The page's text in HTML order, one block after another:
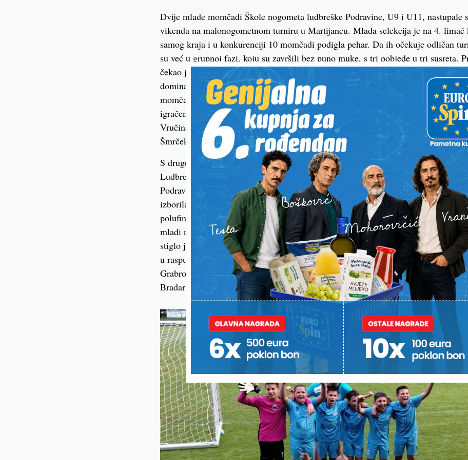
Dvije mlade momčadi Škole nogometa ludbreške Podravine, U9 i U11, nastupale
vikenda na malonogometnom turniru u Martijancu. Mlađa selekcija je na 4. limač
samog kraja i u konkurenciji 10 momčadi podigla pehar. Da ih očekuje odličan
su već u grupnoj fazi, koju su završili bez puno muke, s tri pobjede u tri susreta.
čekao je u polufinalu, gdje su mladi Ludbrežani nadigrali domaću selekciju 3:2,
dominantno slavili protiv momčadi iz Vrbovca i podigli pehar. Odlične predstave
momčadi nisu prošle nezapaženo. Nogometnim se znanjem istaknuo Borna
igračem turnira, a boje Podravine još su branili: Benjamin Lenček, Jan Nemec,
Vručina, Ivan Horvat, Teodor Petrin, Roberto Vručina, Ivano Kunštek, Niko
Šmrček
S druge strane, U11 momčad je osvojila treće mjesto, gdje se za naslov borilo 12
Ludbrežani su do brončane medalje stigli nakon niza dobrih nastupa tijekom
Podravina je grupnu fazu završila na drugom mjestu s pobjedom, remijem i
izborila plasman u završnicu turnira. U četvrtfinalu je svladala Varteks
polufinalu minimalno poražena od gostiju iz Slovenije istim rezultatom. U susretu
mladi nogometaši Podravine bili su uvjerljivi te su slavili 2:0 i osvojili broncu.
stiglo je za čuvara mreže Ludbrežana, Rafaela Markulinčića, koji je proglašen
u raspucavanju jedanaesteraca. Za Podravinu su još nastupili: Erik Čanaki, Niko
Grabrovec, Noa Hranjec, Jan Valjak, Marin Krušelj i Lovro Kralj, a momčad je
Bradarić.